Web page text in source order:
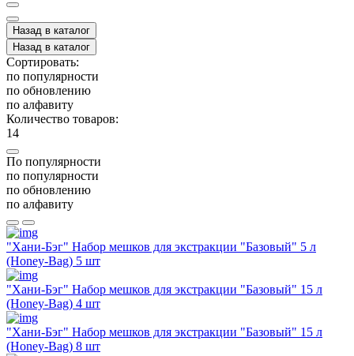
Назад в каталог
Назад в каталог
Сортировать:
по популярности
по обновлению
по алфавиту
Количество товаров:
14
По популярности
по популярности
по обновлению
по алфавиту
"Хани-Бэг" Набор мешков для экстракции "Базовый" 5 л
(Honey-Bag) 5 шт
"Хани-Бэг" Набор мешков для экстракции "Базовый" 15 л
(Honey-Bag) 4 шт
"Хани-Бэг" Набор мешков для экстракции "Базовый" 15 л
(Honey-Bag) 8 шт